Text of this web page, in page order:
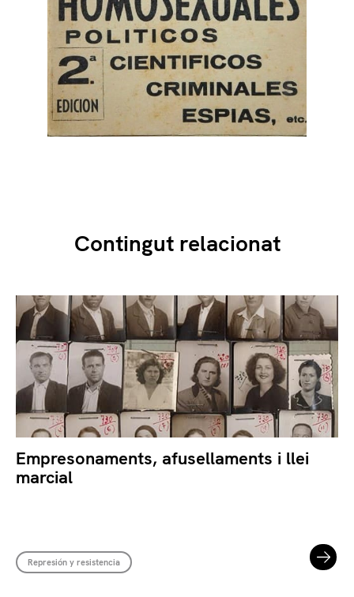
Contingut relacionat
Empresonaments, afusellaments i llei
marcial
Represión y resistencia